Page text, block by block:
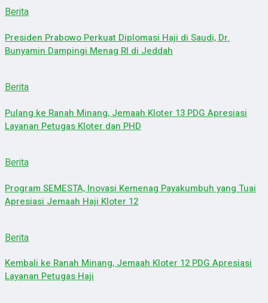
Berita
Presiden Prabowo Perkuat Diplomasi Haji di Saudi, Dr.
Bunyamin Dampingi Menag RI di Jeddah
Berita
Pulang ke Ranah Minang, Jemaah Kloter 13 PDG Apresiasi
Layanan Petugas Kloter dan PHD
Berita
Program SEMESTA, Inovasi Kemenag Payakumbuh yang Tuai
Apresiasi Jemaah Haji Kloter 12
Berita
Kembali ke Ranah Minang, Jemaah Kloter 12 PDG Apresiasi
Layanan Petugas Haji